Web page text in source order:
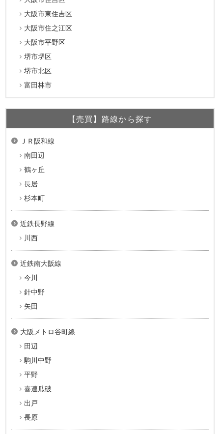
大阪市東住吉区
大阪市住之江区
大阪市平野区
堺市堺区
堺市北区
富田林市
【売買】路線から探す
ＪＲ阪和線
南田辺
鶴ヶ丘
長居
杉本町
近鉄長野線
川西
近鉄南大阪線
今川
針中野
矢田
大阪メトロ谷町線
田辺
駒川中野
平野
喜連瓜破
出戸
長原